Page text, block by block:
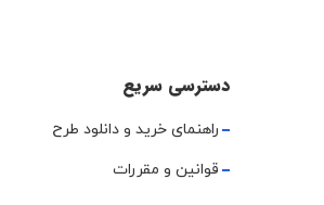
دسترسی سریع
راهنمای خرید و دانلود طرح
قوانین و مقررات